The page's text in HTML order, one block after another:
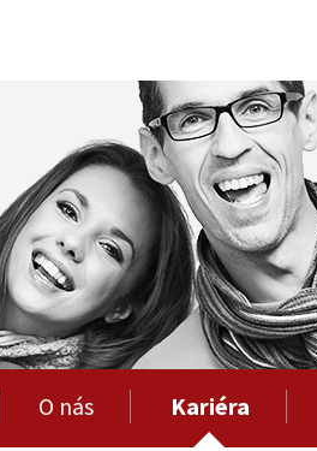
O nás Kariéra